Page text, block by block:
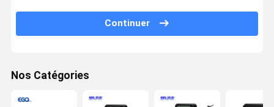
Continuer
Nos Catégories